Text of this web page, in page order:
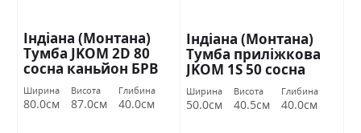
Індіана (Монтана)
Тумба JKOM 2D 80
сосна каньйон БРВ
Україна
Ширина
80.0см
Висота
87.0см
Глибина
40.0см
Індіана (Монтана)
Тумба приліжкова
JKOM 1S 50 сосна
каньйон БРВ Україна
Ширина
50.0см
Висота
40.5см
Глибина
40.0см